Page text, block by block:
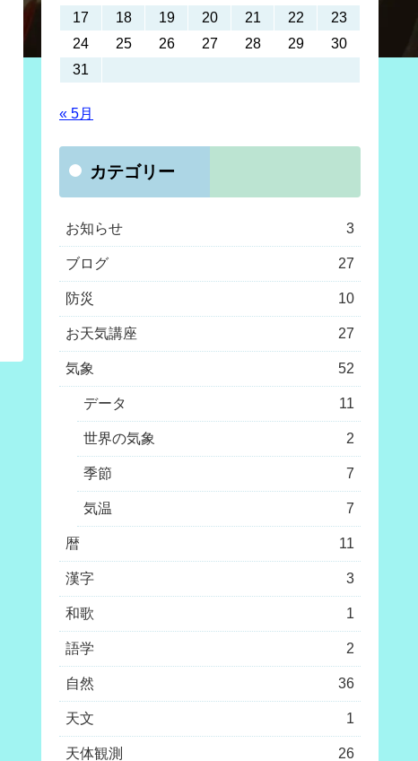
17
18 19 20 21 22
23
24
25 26 27 28 29
30
31
« 5月
カテゴリー
お知らせ 3
ブログ 27
防災 10
お天気講座 27
気象 52
データ 11
世界の気象 2
季節 7
気温 7
暦 11
漢字 3
和歌 1
語学 2
自然 36
天文 1
天体観測 26